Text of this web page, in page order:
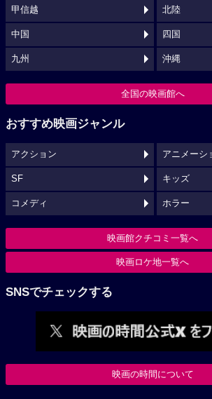
甲信越 北陸
中国 四国
九州 沖縄
全国の映画館へ
おすすめ映画ジャンル
アクション アニメーシ
SF キッズ
コメディ ホラー
映画館クチコミ一覧へ
映画ロケ地一覧へ
SNSでチェックする
映画の時間について